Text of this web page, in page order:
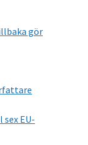
gör
EU-